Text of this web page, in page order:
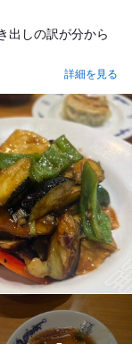
出しの訳が分から
詳細を見る